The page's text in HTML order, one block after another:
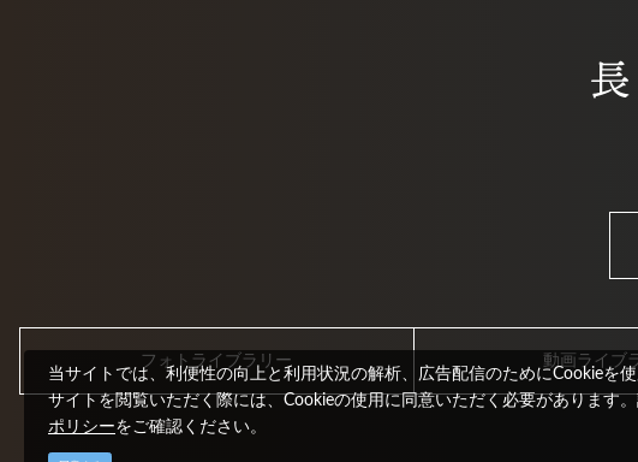
フォトライブラリー 動画ライブ
当サイトでは、利便性の向上と利用状況の解析、広告配信のためにCookieを使
サイトを閲覧いただく際には、Cookieの使用に同意いただく必要があります
ポリシーをご確認ください。